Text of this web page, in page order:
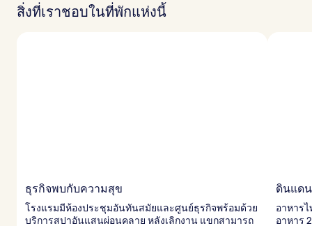
สิ่งที่เราชอบในที่พักแห่งนี้
ธุรกิจพบกับความสุข
โรงแรมมีห้องประชุมอันทันสมัยและศูนย์ธุรกิจพร้อมด้วย
บริการสปาอันแสนผ่อนคลาย หลังเลิกงาน แขกสามารถ
ดินแด
อาหาร
อาหาร